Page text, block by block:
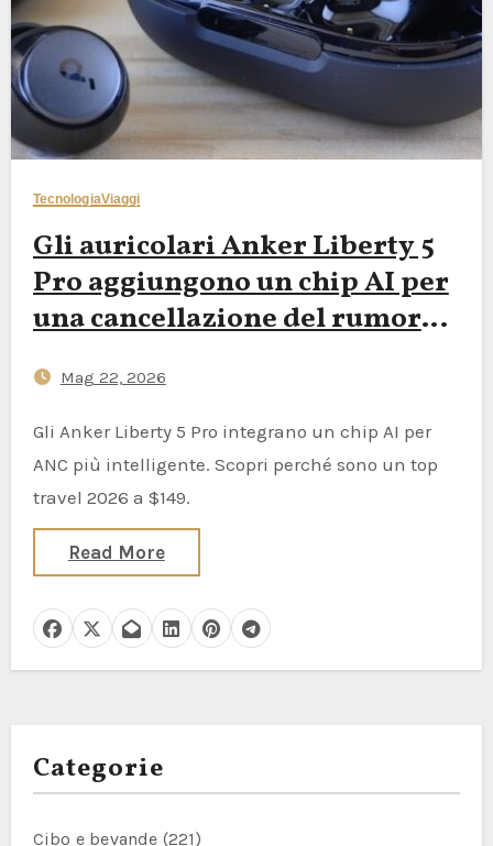
TecnologiaViaggi
Gli auricolari Anker Liberty 5
Pro aggiungono un chip AI per
una cancellazione del rumore
i viaggiatori dovrebbero
interessarsene
Mag 22, 2026
Gli Anker Liberty 5 Pro integrano un chip AI per
ANC più intelligente. Scopri perché sono un top
travel 2026 a $149.
Read More
Categorie
Cibo e bevande (221)